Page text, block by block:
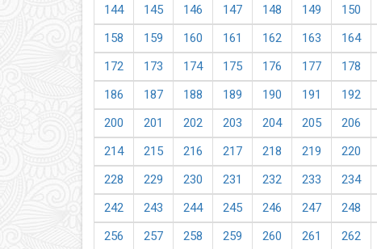
144
145 146 147 148 149 150
158
159 160 161 162 163 164
172
173 174 175 176 177 178
186
187 188 189 190 191 192
200
201 202 203 204 205 206
214
215 216 217 218 219 220
228
229 230 231 232 233 234
242
243 244 245 246 247 248
256
257 258 259 260 261 262